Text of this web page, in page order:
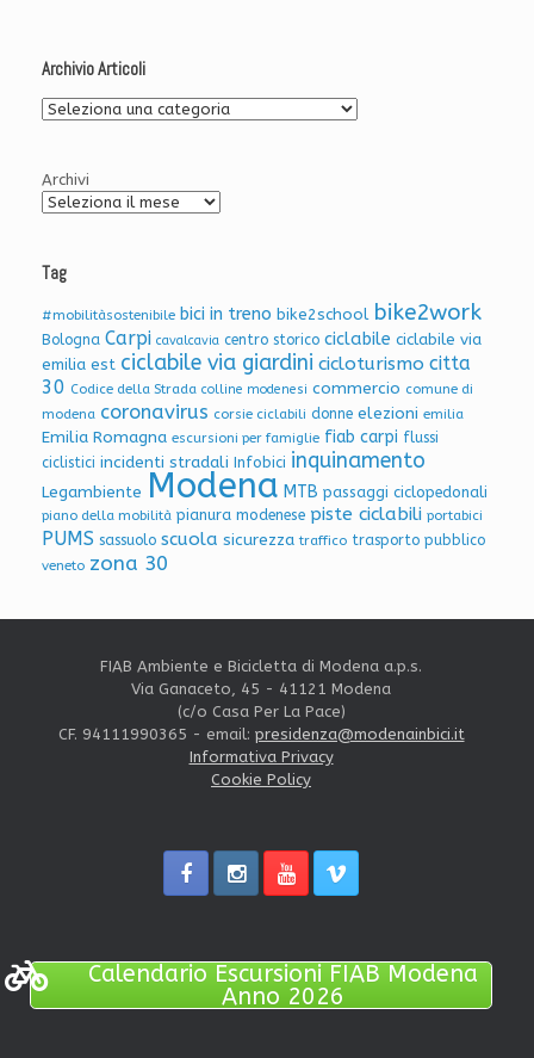
Archivio Articoli
Archivio
Archivi
Tag
#mobilitàsostenibile bici in treno bike2school bike2work
Bologna Carpi cavalcavia centro storico ciclabile ciclabile via
emilia est ciclabile via giardini cicloturismo citta
30 Codice della Strada colline modenesi commercio comune di
modena coronavirus corsie ciclabili donne elezioni emilia
Emilia Romagna escursioni per famiglie fiab carpi flussi
ciclistici incidenti stradali Infobici inquinamento
Legambiente Modena MTB passaggi ciclopedonali
piano della mobilità pianura modenese piste ciclabili portabici
PUMS sassuolo scuola sicurezza traffico trasporto pubblico
veneto zona 30
FIAB Ambiente e Bicicletta di Modena a.p.s.
Via Ganaceto, 45 - 41121 Modena
(c/o Casa Per La Pace)
CF. 94111990365 - email: presidenza@modenainbici.it
Informativa Privacy
Cookie Policy
Calendario Escursioni FIAB Modena
Anno 2026